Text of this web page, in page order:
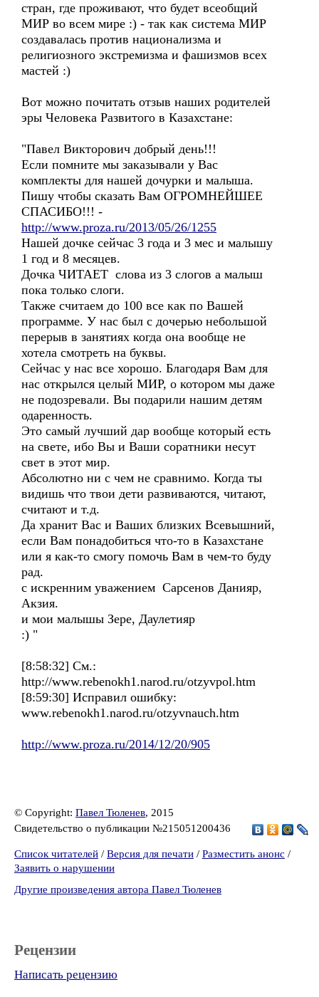
стран, где проживают, что будет всеобщий
МИР во всем мире :) - так как система МИР
создавалась против национализма и
религиозного экстремизма и фашизмов всех
мастей :)
Вот можно почитать отзыв наших родителей
эры Человека Развитого в Казахстане:
"Павел Викторович добрый день!!!
Если помните мы заказывали у Вас
комплекты для нашей дочурки и малыша.
Пишу чтобы сказать Вам ОГРОМНЕЙШЕЕ
СПАСИБО!!! -
http://www.proza.ru/2013/05/26/1255
Нашей дочке сейчас 3 года и 3 мес и малышу
1 год и 8 месяцев.
Дочка ЧИТАЕТ слова из 3 слогов а малыш
пока только слоги.
Также считаем до 100 все как по Вашей
программе. У нас был с дочерью небольшой
перерыв в занятиях когда она вообще не
хотела смотреть на буквы.
Сейчас у нас все хорошо. Благодаря Вам для
нас открылся целый МИР, о котором мы даже
не подозревали. Вы подарили нашим детям
одаренность.
Это самый лучший дар вообще который есть
на свете, ибо Вы и Ваши соратники несут
свет в этот мир.
Абсолютно ни с чем не сравнимо. Когда ты
видишь что твои дети развиваются, читают,
считают и т.д.
Да хранит Вас и Ваших близких Всевышний,
если Вам понадобиться что-то в Казахстане
или я как-то смогу помочь Вам в чем-то буду
рад.
с искренним уважением Сарсенов Данияр,
Акзия.
и мои малышы Зере, Даулетияр
:) "
[8:58:32] См.:
http://www.rebenokh1.narod.ru/otzyvpol.htm
[8:59:30] Исправил ошибку:
www.rebenokh1.narod.ru/otzyvnauch.htm
http://www.proza.ru/2014/12/20/905
© Copyright: Павел Тюленев, 2015
Свидетельство о публикации №215051200436
Список читателей / Версия для печати / Разместить анонс /
Заявить о нарушении
Другие произведения автора Павел Тюленев
Рецензии
Написать рецензию